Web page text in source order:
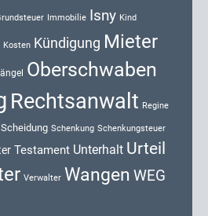
Immobilie Isny Kind
Kosten Kündigung Mieter
Oberschwaben
Rechtsanwalt Regine
Scheidung Schenkung Schenkungsteuer
Testament Unterhalt Urteil
Verwalter Wangen WEG